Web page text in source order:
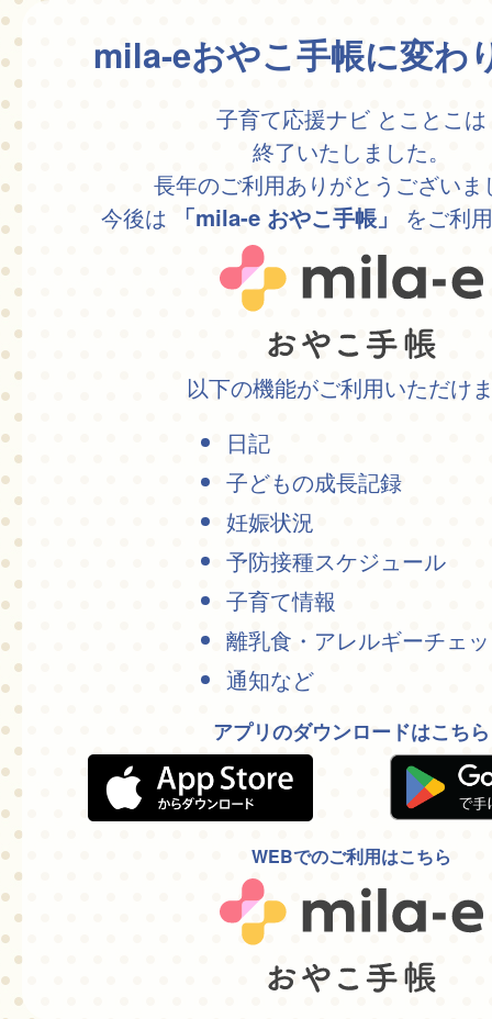
mila-eおやこ手帳に変わ
子育て応援ナビ とことこは
終了いたしました。
長年のご利用ありがとうございま
今後は
「mila-e おやこ手帳」 をご利
以下の機能がご利用いただけ
日記
子どもの成長記録
妊娠状況
予防接種スケジュール
子育て情報
離乳食・アレルギーチェ
通知など
アプリのダウンロードはこちら
WEBでのご利用はこちら